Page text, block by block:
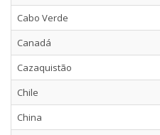
Cabo Verde
Canadá
Cazaquistão
Chile
China